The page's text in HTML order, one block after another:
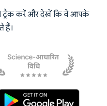
करें और देखें कि वे आपके
हैं।